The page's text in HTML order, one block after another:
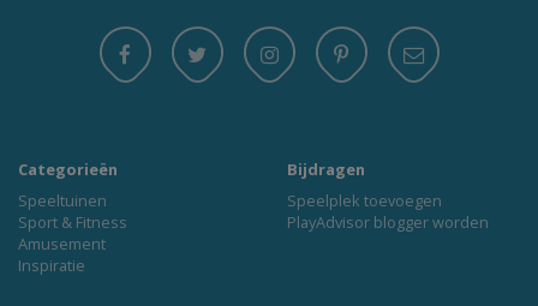
Categorieën
Speeltuinen
Sport & Fitness
Amusement
Inspiratie
Bijdragen
Speelplek toevoegen
PlayAdvisor blogger worden